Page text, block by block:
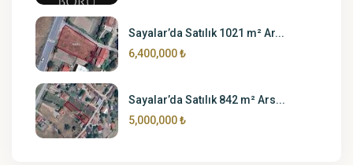
Sayalar’da Satılık 1021 m² Ar...
6,400,000 ₺
Sayalar’da Satılık 842 m² Ars...
5,000,000 ₺